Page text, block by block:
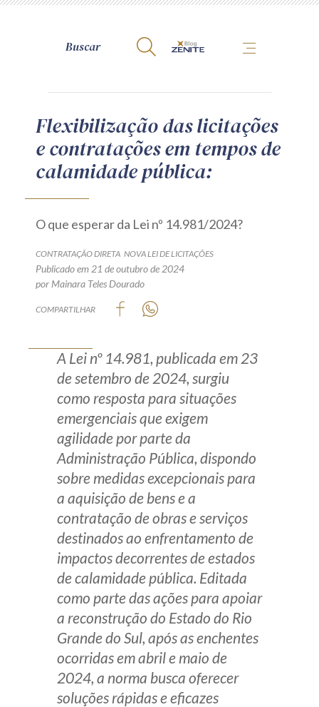
A Zênite
Como publicar conosco
Site da Zênite
Termos de uso
Guia de Direitos dos Titulares de Dados
Encarregado (contato)
Zênite Fácil IA
Zênite Play
Orientação por Escrito
Mentoria Zênite
Capacitação
Zênite Online
Eventos presenciais
Zênite in Company
Diferenciais
Receba por RSS
Flexibilização das licitações
e contratações em tempos de
calamidade pública:
O que esperar da Lei nº 14.981/2024?
CONTRATAÇÃO DIRETA NOVA LEI DE LICITAÇÕES
Publicado em 21 de outubro de 2024
por Mainara Teles Dourado
COMPARTILHAR
A Lei nº 14.981, publicada em 23
de setembro de 2024, surgiu
como resposta para situações
emergenciais que exigem
agilidade por parte da
Administração Pública, dispondo
sobre medidas excepcionais para
a aquisição de bens e a
contratação de obras e serviços
destinados ao enfrentamento de
impactos decorrentes de estados
de calamidade pública. Editada
como parte das ações para apoiar
a reconstrução do Estado do Rio
Grande do Sul, após as enchentes
ocorridas em abril e maio de
2024, a norma busca oferecer
soluções rápidas e eficazes